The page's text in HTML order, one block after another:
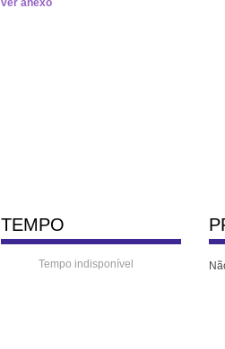
ver anexo
TEMPO
Tempo indisponível